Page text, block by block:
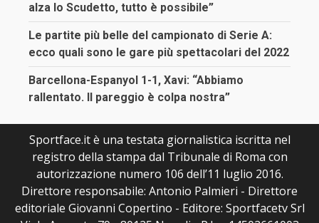
alza lo Scudetto, tutto è possibile”
Le partite più belle del campionato di Serie A:
ecco quali sono le gare più spettacolari del 2022
Barcellona-Espanyol 1-1, Xavi: “Abbiamo
rallentato. Il pareggio è colpa nostra”
Sportface.it è una testata giornalistica iscritta nel
registro della stampa dal Tribunale di Roma con
autorizzazione numero 106 dell’11 luglio 2016.
Direttore responsabile: Antonio Palmieri - Direttore
editoriale Giovanni Copertino - Editore: Sportfacetv Srl